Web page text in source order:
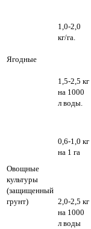
Ягодные
1,0-2,0
кг/га.
1,5-2,5 кг
на 1000
л воды.
Овощные
культуры
(защищенный
грунт)
0,6-1,0 кг
на 1 га
2,0-2,5 кг
на 1000
л воды